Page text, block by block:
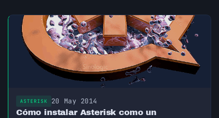
ASTERISK 20 May 2014
Cómo instalar Asterisk como un